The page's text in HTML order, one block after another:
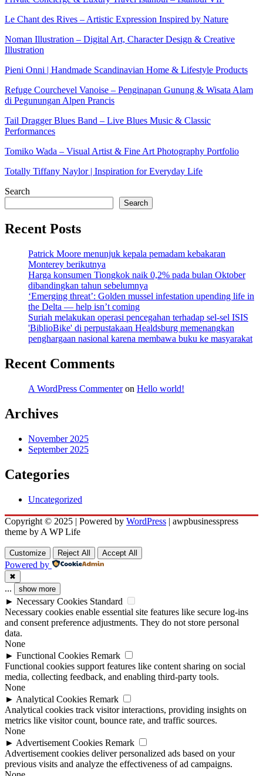
Le Chant des Rives – Artistic Expression Inspired by Nature
Noman Illustration – Digital Art, Character Design & Creative
Illustration
Pieni Onni | Handmade Scandinavian Home & Lifestyle Products
Refuge Courchevel Vanoise – Penginapan Gunung & Wisata Alam
di Pegunungan Alpen Prancis
Tail Dragger Blues Band – Live Blues Music & Classic
Performances
Tomiko Wada – Visual Artist & Fine Art Photography Portfolio
Totally Tiffany Naylor | Inspiration for Everyday Life
Search
Search
Recent Posts
Patrick Moore menunjuk kepala pemadam kebakaran
Monterey berikutnya
Harga konsumen Tiongkok naik 0,2% pada bulan Oktober
dibandingkan tahun sebelumnya
‘Emerging threat’: Golden mussel infestation upending life in
the Delta — help isn’t coming
Suriah melakukan operasi pencegahan terhadap sel-sel ISIS
'BiblioBike' di perpustakaan Healdsburg memenangkan
penghargaan nasional karena membawa buku ke masyarakat
Recent Comments
A WordPress Commenteron Hello world!
Archives
November 2025
September 2025
Categories
Uncategorized
Copyright © 2025 | Powered by WordPress | awpbusinesspress
theme by A WP Life
Customize Reject All Accept All
Powered by
✖
... show more
► Necessary Cookies Standard
Necessary cookies enable essential site features like secure log-ins
and consent preference adjustments. They do not store personal
data.
None
► Functional Cookies Remark
Functional cookies support features like content sharing on social
media, collecting feedback, and enabling third-party tools.
None
► Analytical Cookies Remark
Analytical cookies track visitor interactions, providing insights on
metrics like visitor count, bounce rate, and traffic sources.
None
► Advertisement Cookies Remark
Advertisement cookies deliver personalized ads based on your
previous visits and analyze the effectiveness of ad campaigns.